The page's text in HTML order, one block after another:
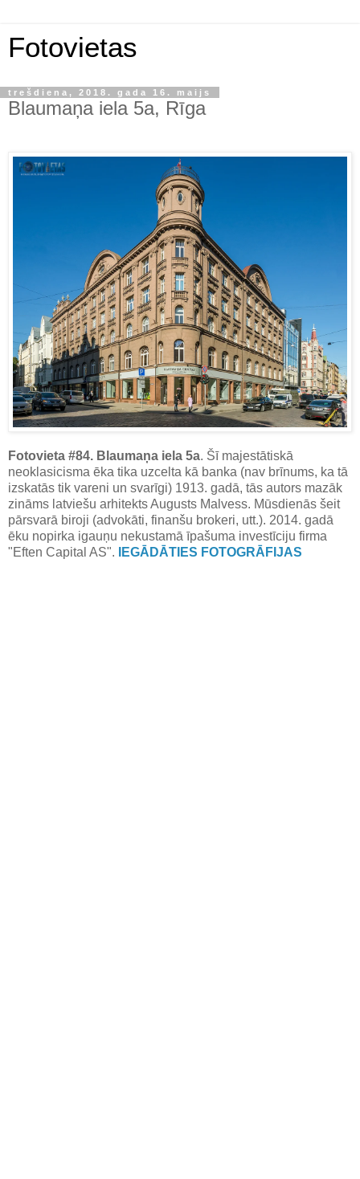
Fotovietas
trešdiena, 2018. gada 16. maijs
Blaumaņa iela 5a, Rīga
Fotovieta #84. Blaumaņa iela 5a. Šī majestātiskā
neoklasicisma ēka tika uzcelta kā banka (nav brīnums, ka tā
izskatās tik vareni un svarīgi) 1913. gadā, tās autors mazāk
zināms latviešu arhitekts Augusts Malvess. Mūsdienās šeit
pārsvarā biroji (advokāti, finanšu brokeri, utt.). 2014. gadā
ēku nopirka igauņu nekustamā īpašuma investīciju firma
"Eften Capital AS".
IEGĀDĀTIES FOTOGRĀFIJAS